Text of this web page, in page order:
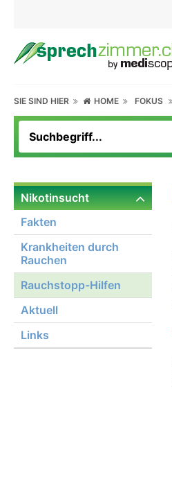
SIE SIND HIER HOME FOKUS
Nikotinsucht
Fakten
Krankheiten durch
Rauchen
Rauchstopp-Hilfen
Aktuell
Links